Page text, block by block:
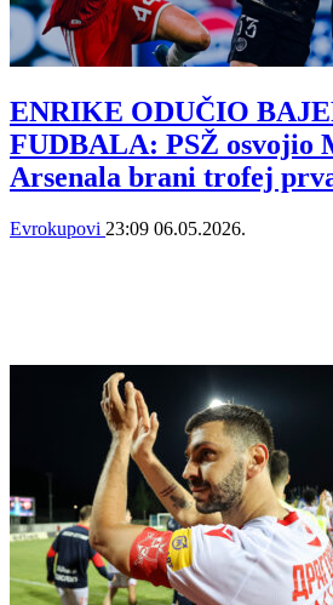
ENRIKE ODUČIO
FUDBALA: PSŽ osvojio
Arsenala brani trofej
Evrokupovi 23:09 06.05.2026.